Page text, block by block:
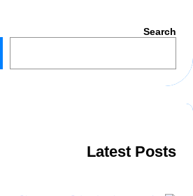
Search
Latest Posts